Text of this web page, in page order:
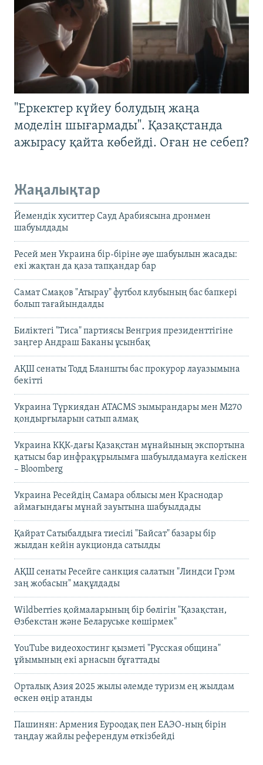
"Еркектер күйеу болудың жаңа
моделін шығармады". Қазақстанда
ажырасу қайта көбейді. Оған не себеп?
Жаңалықтар
Йемендік хуситтер Сауд Арабиясына дронмен
шабуылдады
Ресей мен Украина бір-біріне әуе шабуылын жасады:
екі жақтан да қаза тапқандар бар
Самат Смақов "Атырау" футбол клубының бас бапкері
болып тағайындалды
Биліктегі "Тиса" партиясы Венгрия президенттігіне
заңгер Андраш Баканы ұсынбақ
АҚШ сенаты Тодд Бланшты бас прокурор лауазымына
бекітті
Украина Түркиядан ATACMS зымырандары мен M270
қондырғыларын сатып алмақ
Украина КҚК-дағы Қазақстан мұнайының экспортына
қатысы бар инфрақұрылымға шабуылдамауға келіскен
– Bloomberg
Украина Ресейдің Самара облысы мен Краснодар
аймағындағы мұнай зауытына шабуылдады
Қайрат Сатыбалдыға тиесілі "Байсат" базары бір
жылдан кейін аукционда сатылды
АҚШ сенаты Ресейге санкция салатын "Линдси Грэм
заң жобасын" мақұлдады
Wildberries қоймаларының бір бөлігін "Қазақстан,
Өзбекстан және Беларуське көшірмек"
YouTube видеохостинг қызметі "Русская община"
ұйымының екі арнасын бұғаттады
Орталық Азия 2025 жылы әлемде туризм ең жылдам
өскен өңір атанды
Пашинян: Армения Еуроодақ пен ЕАЭО-ның бірін
таңдау жайлы референдум өткізбейді